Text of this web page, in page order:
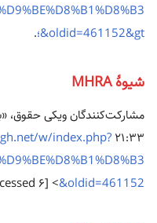
&oldid=461152&gt؛ .
شیوهٔ MHRA
مشارکت‌کنندگان ویکی حقوق،
w/index.php?
&oldid=461152> [accessed ۶ اوت ۲۰۲۶]